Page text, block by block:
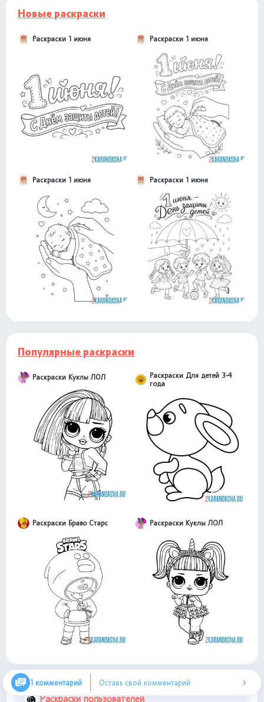
Новые раскраски
Раскраски 1 июня Раскраски 1 июня
Раскраски 1 июня Раскраски 1 июня
Популярные раскраски
Раскраски Куклы ЛОЛ
Раскраски Для детей 3-4
года
Раскраски Браво Старс Раскраски Куклы ЛОЛ
Раскраски пользователей
1 комментарий Оставь свой комментарий ›